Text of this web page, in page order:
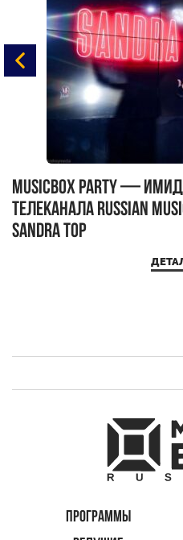
MUSICBOX PARTY —
телеканала RUSSIAN
Sandra Top
ПРОГРАММЫ